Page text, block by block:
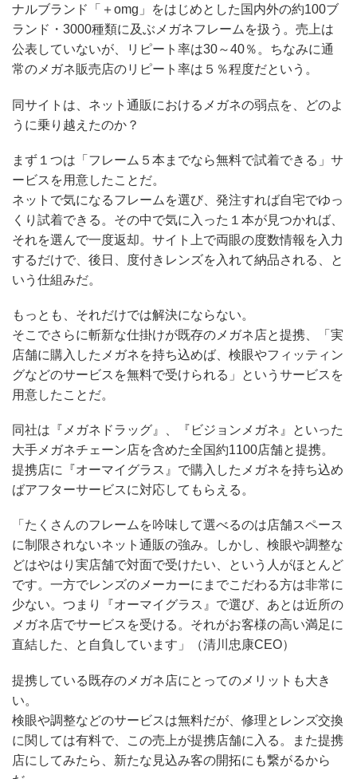
ナルブランド「＋omg」をはじめとした国内外の約100ブ
ランド・3000種類に及ぶメガネフレームを扱う。売上は
公表していないが、リピート率は30～40％。ちなみに通
常のメガネ販売店のリピート率は５％程度だという。
同サイトは、ネット通販におけるメガネの弱点を、どのよ
うに乗り越えたのか？
まず１つは「フレーム５本までなら無料で試着できる」サ
ービスを用意したことだ。
ネットで気になるフレームを選び、発注すれば自宅でゆっ
くり試着できる。その中で気に入った１本が見つかれば、
それを選んで一度返却。サイト上で両眼の度数情報を入力
するだけで、後日、度付きレンズを入れて納品される、と
いう仕組みだ。
もっとも、それだけでは解決にならない。
そこでさらに斬新な仕掛けが既存のメガネ店と提携、「実
店舗に購入したメガネを持ち込めば、検眼やフィッティン
グなどのサービスを無料で受けられる」というサービスを
用意したことだ。
同社は『メガネドラッグ』、『ビジョンメガネ』といった
大手メガネチェーン店を含めた全国約1100店舗と提携。
提携店に『オーマイグラス』で購入したメガネを持ち込め
ばアフターサービスに対応してもらえる。
「たくさんのフレームを吟味して選べるのは店舗スペース
に制限されないネット通販の強み。しかし、検眼や調整な
どはやはり実店舗で対面で受けたい、という人がほとんど
です。一方でレンズのメーカーにまでこだわる方は非常に
少ない。つまり『オーマイグラス』で選び、あとは近所の
メガネ店でサービスを受ける。それがお客様の高い満足に
直結した、と自負しています」（清川忠康CEO）
提携している既存のメガネ店にとってのメリットも大き
い。
検眼や調整などのサービスは無料だが、修理とレンズ交換
に関しては有料で、この売上が提携店舗に入る。また提携
店にしてみたら、新たな見込み客の開拓にも繋がるから